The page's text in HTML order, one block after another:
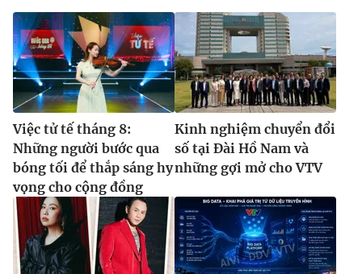
Việc tử tế tháng 8:
Những người bước qua
bóng tối để thắp sáng hy
vọng cho cộng đồng
Kinh nghiệm chuyển đổi
số tại Đài Hồ Nam và
những gợi mở cho VTV